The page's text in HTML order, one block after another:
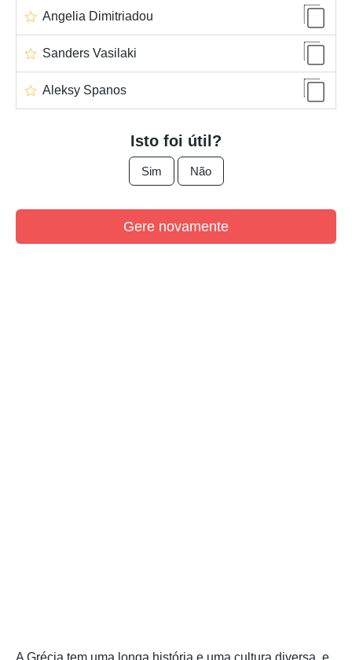
Angelia Dimitriadou
Sanders Vasilaki
Aleksy Spanos
Isto foi útil?
Sim Não
Gere novamente
A Grécia tem uma longa história e uma cultura diversa, e